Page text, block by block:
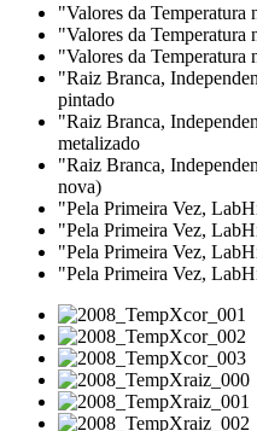
"Valores da
"Valores da
"Valores da
"Raiz Branca,
pintado
"Raiz Branca,
metalizado
"Raiz Branca,
nova)
"Pela Primeira Vez,
"Pela Primeira Vez,
"Pela Primeira Vez,
"Pela Primeira Vez,